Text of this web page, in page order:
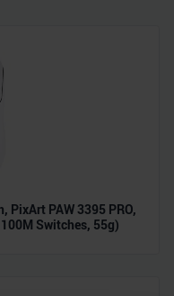
PixArt PAW 3395 PRO,
Switches, 55g)